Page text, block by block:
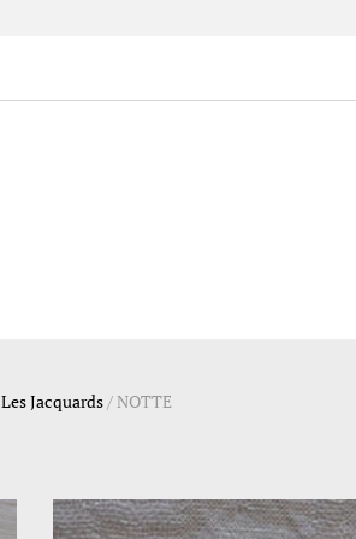
Les Jacquards/NOTTE